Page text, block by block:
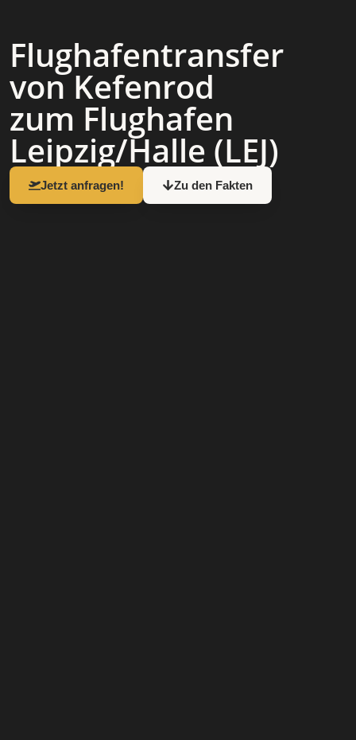
Flughafen­transfer
von Kefenrod
zum Flughafen
Leipzig/Halle (LEJ)
Jetzt anfragen! Zu den Fakten